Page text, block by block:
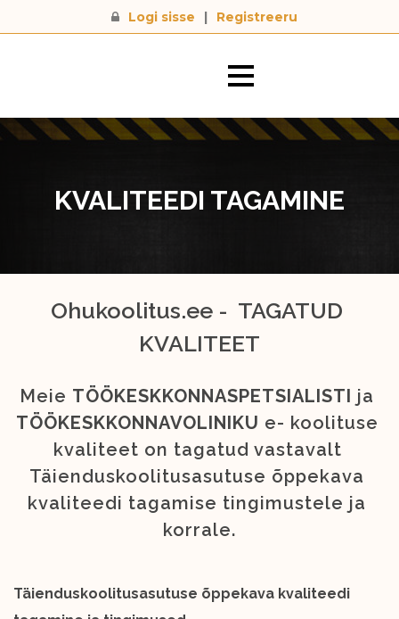
Logi sisse | Registreeru
KVALITEEDI TAGAMINE
Ohukoolitus.ee -  TAGATUD
KVALITEET
Meie TÖÖKESKKONNASPETSIALISTI
TÖÖKESKKONNAVOLINIKU e- koolituse
kvaliteet on tagatud vastavalt
Täienduskoolitusasutuse õppekava
kvaliteedi tagamise tingimustele ja
korrale.
Täienduskoolitusasutuse õppekava kvaliteedi